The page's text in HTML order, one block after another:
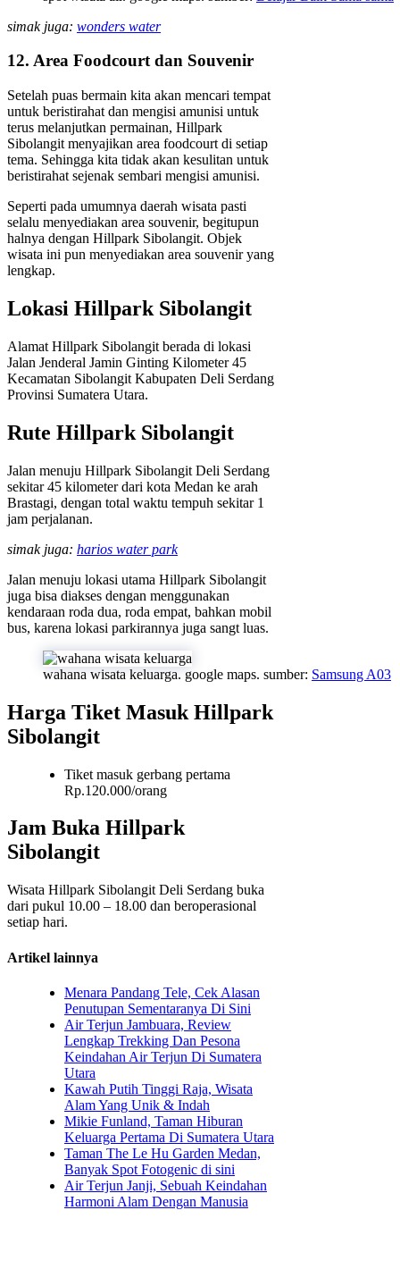
simak juga: wonders water
12. Area Foodcourt dan Souvenir
Setelah puas bermain kita akan mencari tempat
untuk beristirahat dan mengisi amunisi untuk
terus melanjutkan permainan, Hillpark
Sibolangit menyajikan area foodcourt di setiap
tema. Sehingga kita tidak akan kesulitan untuk
beristirahat sejenak sembari mengisi amunisi.
Seperti pada umumnya daerah wisata pasti
selalu menyediakan area souvenir, begitupun
halnya dengan Hillpark Sibolangit. Objek
wisata ini pun menyediakan area souvenir yang
lengkap.
Lokasi Hillpark Sibolangit
Alamat Hillpark Sibolangit berada di lokasi
Jalan Jenderal Jamin Ginting Kilometer 45
Kecamatan Sibolangit Kabupaten Deli Serdang
Provinsi Sumatera Utara.
Rute Hillpark Sibolangit
Jalan menuju Hillpark Sibolangit Deli Serdang
sekitar 45 kilometer dari kota Medan ke arah
Brastagi, dengan total waktu tempuh sekitar 1
jam perjalanan.
simak juga: harios water park
Jalan menuju lokasi utama Hillpark Sibolangit
juga bisa diakses dengan menggunakan
kendaraan roda dua, roda empat, bahkan mobil
bus, karena lokasi parkirannya juga sangt luas.
wahana wisata keluarga. google maps. sumber: Samsung A03
Harga Tiket Masuk Hillpark
Sibolangit
Tiket masuk gerbang pertama
Rp.120.000/orang
Jam Buka Hillpark
Sibolangit
Wisata Hillpark Sibolangit Deli Serdang buka
dari pukul 10.00 – 18.00 dan beroperasional
setiap hari.
Artikel lainnya
Menara Pandang Tele, Cek Alasan
Penutupan Sementaranya Di Sini
Air Terjun Jambuara, Review
Lengkap Trekking Dan Pesona
Keindahan Air Terjun Di Sumatera
Utara
Kawah Putih Tinggi Raja, Wisata
Alam Yang Unik & Indah
Mikie Funland, Taman Hiburan
Keluarga Pertama Di Sumatera Utara
Taman The Le Hu Garden Medan,
Banyak Spot Fotogenic di sini
Air Terjun Janji, Sebuah Keindahan
Harmoni Alam Dengan Manusia